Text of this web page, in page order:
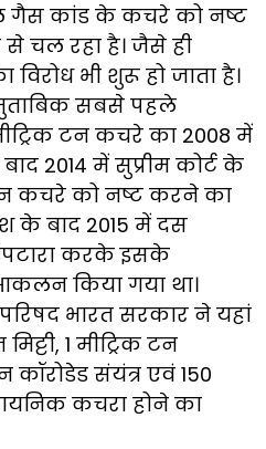
गैस कांड के कचरे को नष्ट
चल रहा है। जैसे ही
विरोध भी शुरू हो जाता है।
सबसे पहले
टन कचरे का 2008 में
2014 में सुप्रीम कोर्ट के
कचरे को नष्ट करने का
के बाद 2015 में दस
करके इसके
आकलन किया गया था।
भारत सरकार ने यहां
1 मीट्रिक टन
कॉरोडेड संयंत्र एवं 150
कचरा होने का